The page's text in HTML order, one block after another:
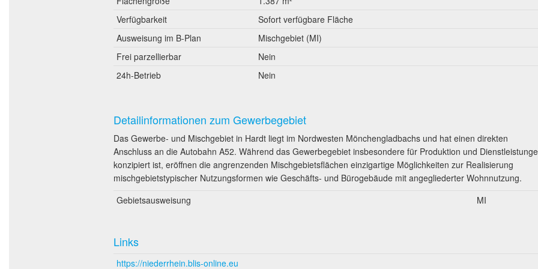
Verfügbarkeit
Sofort verfügbare Fläche
Ausweisung im B-Plan
Mischgebiet (MI)
Frei parzellierbar
Nein
24h-Betrieb
Nein
Detailinformationen zum Gewerbegebiet
Das Gewerbe- und Mischgebiet in Hardt liegt im Nordwesten Mönchengladbachs und hat einen direkten
Anschluss an die Autobahn A52. Während das Gewerbegebiet insbesondere für Produktion und
konzipiert ist, eröffnen die angrenzenden Mischgebietsflächen einzigartige Möglichkeiten zur Realisierung
mischgebietstypischer Nutzungsformen wie Geschäfts- und Bürogebäude mit angegliederter Wohnnutzung.
Gebietsausweisung
MI
Links
https://niederrhein.blis-online.eu